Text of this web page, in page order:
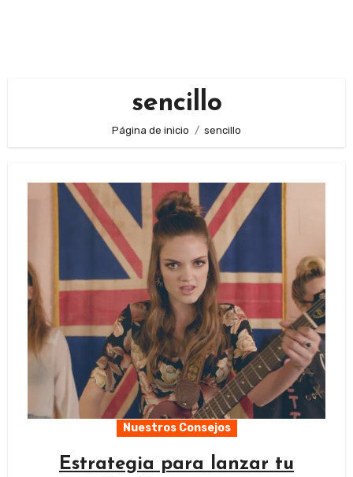
sencillo
Página de inicio sencillo
Nuestros Consejos
Estrategia para lanzar tu